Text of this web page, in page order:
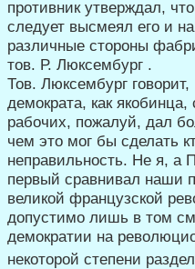
противник утверждал,
следует высмеял его и
различные стороны
тов. Р. Люксембург .
Тов. Люксембург
демократа, как якобинца,
рабочих, пожалуй, дал
чем это мог бы сделать
неправильность. Не я, а
первый сравнивал наши
великой французской
допустимо лишь в том
демократии на
некоторой степени